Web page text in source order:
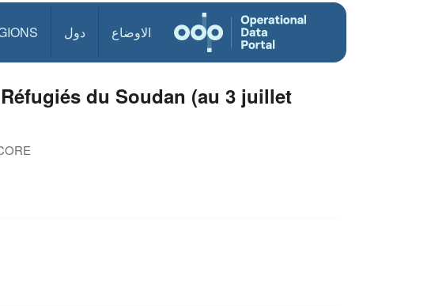
الاوضاع دول
du Soudan (au 3 juillet